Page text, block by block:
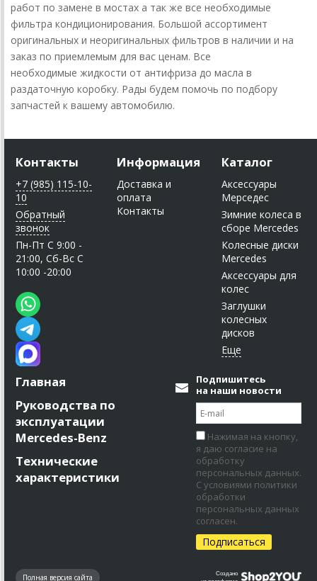
работ по замене в мостах а так же все необходимые
фильтра кондиционирования. Большой ассортимент
оригинальных и неоригинальных фильтров в наличии и на
заказ по приемлемым для вас ценам. Все
необходимые жидкости от антифриза до масла в
раздаточную коробку. Рады будем помочь по подбору
запчастей к вашему автомобилю.
Контакты
+7 (985) 115-10-
10
Обратный
звонок
Пн-Пт C 9:00 -
21:00, Сб-Вс С
10:00 -20:00
Информация
Доставка и
оплата
Контакты
Каталог
Аксессуары
Мерседес
Зимние колеса в
сборе Mercedes
Колесные диски
Mercedes
Аксессуары для
колес
Заглушки
колесных
дисков
Главная
Руководства по
эксплуатации
Mercedes-Benz
Технические
характеристики
Подпишитесь
на наши новости
Нажимая на кнопку,
я даю согласие на
обработку
персональных данных.
С условиями политики
обработки
персональных данных
согласен.
Создано
Полная версия сайта